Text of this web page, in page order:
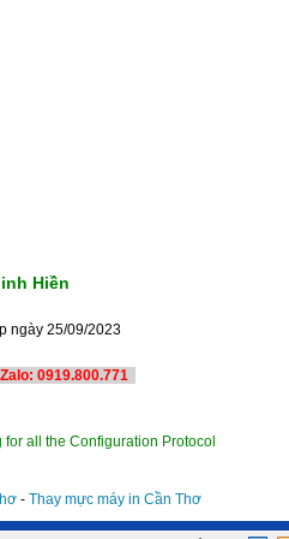
Hiền
ngày 25/09/2023
Cần Thơ
Zalo: 0919.800.771
all the Configuration Protocol
- Thay mực máy in Cần Thơ